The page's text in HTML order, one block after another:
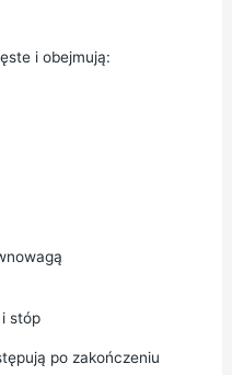
i obejmują:
stóp
po zakończeniu